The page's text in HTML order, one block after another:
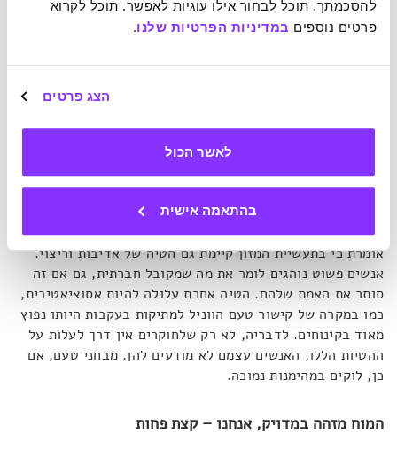
פרטים נוספים במדיניות הפרטיות שלנו.
הצג פרטים
לאשר הכול
בהתאמה אישית
מאותו מקור.
שגירויים פיזיים מסוימים הם כה חלשים שהם לא יכולים לפרוץ
.
ההטיות שמשפיעות על החוויה המודעת נוגעות בכל מיני תחומים.
למשל, לבעלה הייתה הנחה מוקדמת לגבי איכות ומחיר. אנדרסן
אומרת כי בתעשיית המזון קיימת גם הטיה של אדיבות וריצוי.
אנשים פשוט נוהגים לומר את מה שמקובל חברתית, גם אם זה
סותר את האמת שלהם. הטיה אחרת עלולה להיות אסוציאטיבית,
כמו במקרה של קישור טעם הווניל למתיקות בעקבות היותו נפוץ
מאוד בקינוחים. לדבריה, לא רק שלחוקרים אין דרך לעלות על
ההטיות הללו, האנשים עצמם לא מודעים להן. מבחני טעם, אם
כן, לוקים במהימנות נמוכה.
המוח מזהה במדויק, אנחנו – קצת פחות